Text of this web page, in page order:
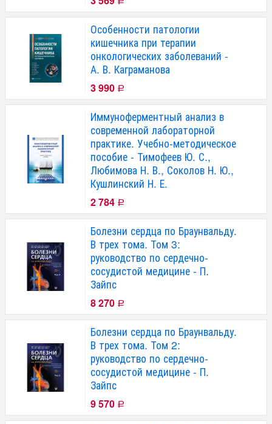
Особенности патологии
кишечника при терапии
онкологических заболеваний -
А. В. Каграманова
3 990 Р
Иммуноферментный анализ в
современной лабораторной
практике. Учебно-методическое
пособие - Тимофеев Ю. С.,
Любимова Н. В., Соколов Н. Ю.,
Кушлинский Н. Е.
2 784 Р
Болезни сердца по Браунвальду.
В трех тома. Том 3:
руководство по сердечно-
сосудистой медицине - П.
Зайпс
8 270 Р
Болезни сердца по Браунвальду.
В трех тома. Том 2:
руководство по сердечно-
сосудистой медицине - П.
Зайпс
9 570 Р